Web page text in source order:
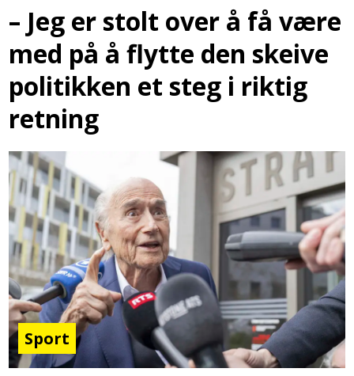
– Jeg er stolt over å få være
med på å flytte den skeive
politikken et steg i riktig
retning
Sport